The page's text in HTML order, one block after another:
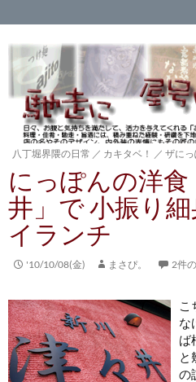
索
ン
テ
ン
ツ
キ
ッ
プ
八丁堀界隈の日常 ／ カキタベ！ ／ ザに
にっぽんの洋食
井」で 小振り
イランチ
'10/10/08(金) まさぴ。 2件
こ
な
ば
と
の